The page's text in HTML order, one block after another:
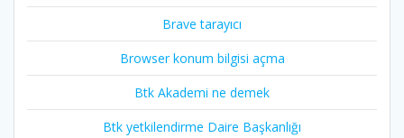
Brave tarayıcı
Browser konum bilgisi açma
Btk Akademi ne demek
Btk yetkilendirme Daire Başkanlığı